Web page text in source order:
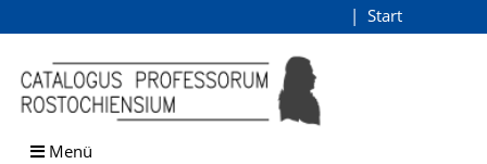
Browsen
direkt zum Inhalt
Start
Menü